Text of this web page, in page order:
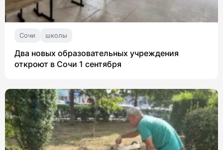
Сочи школы
Два новых образовательных учреждения
откроют в Сочи 1 сентября